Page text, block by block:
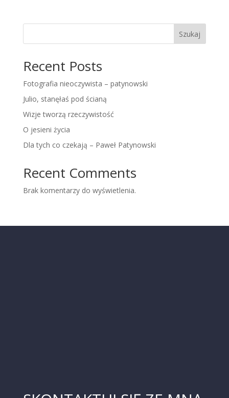
Szukaj
Recent Posts
Fotografia nieoczywista – patynowski
Julio, stanęłaś pod ścianą
Wizje tworzą rzeczywistość
O jesieni życia
Dla tych co czekają – Paweł Patynowski
Recent Comments
Brak komentarzy do wyświetlenia.